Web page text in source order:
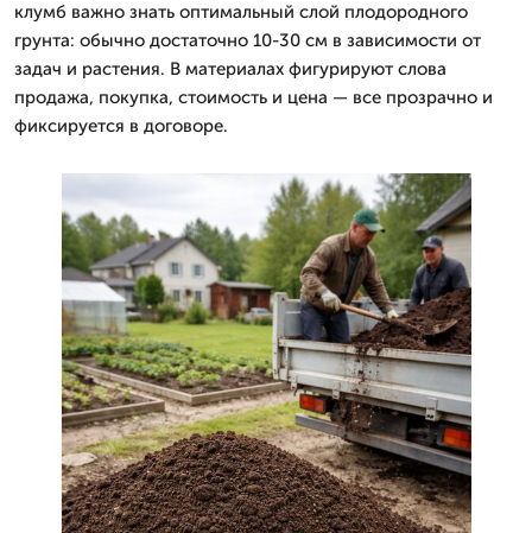
клумб важно знать оптимальный слой плодородного
грунта: обычно достаточно 10-30 см в зависимости от
задач и растения. В материалах фигурируют слова
продажа, покупка, стоимость и цена — все прозрачно и
фиксируется в договоре.